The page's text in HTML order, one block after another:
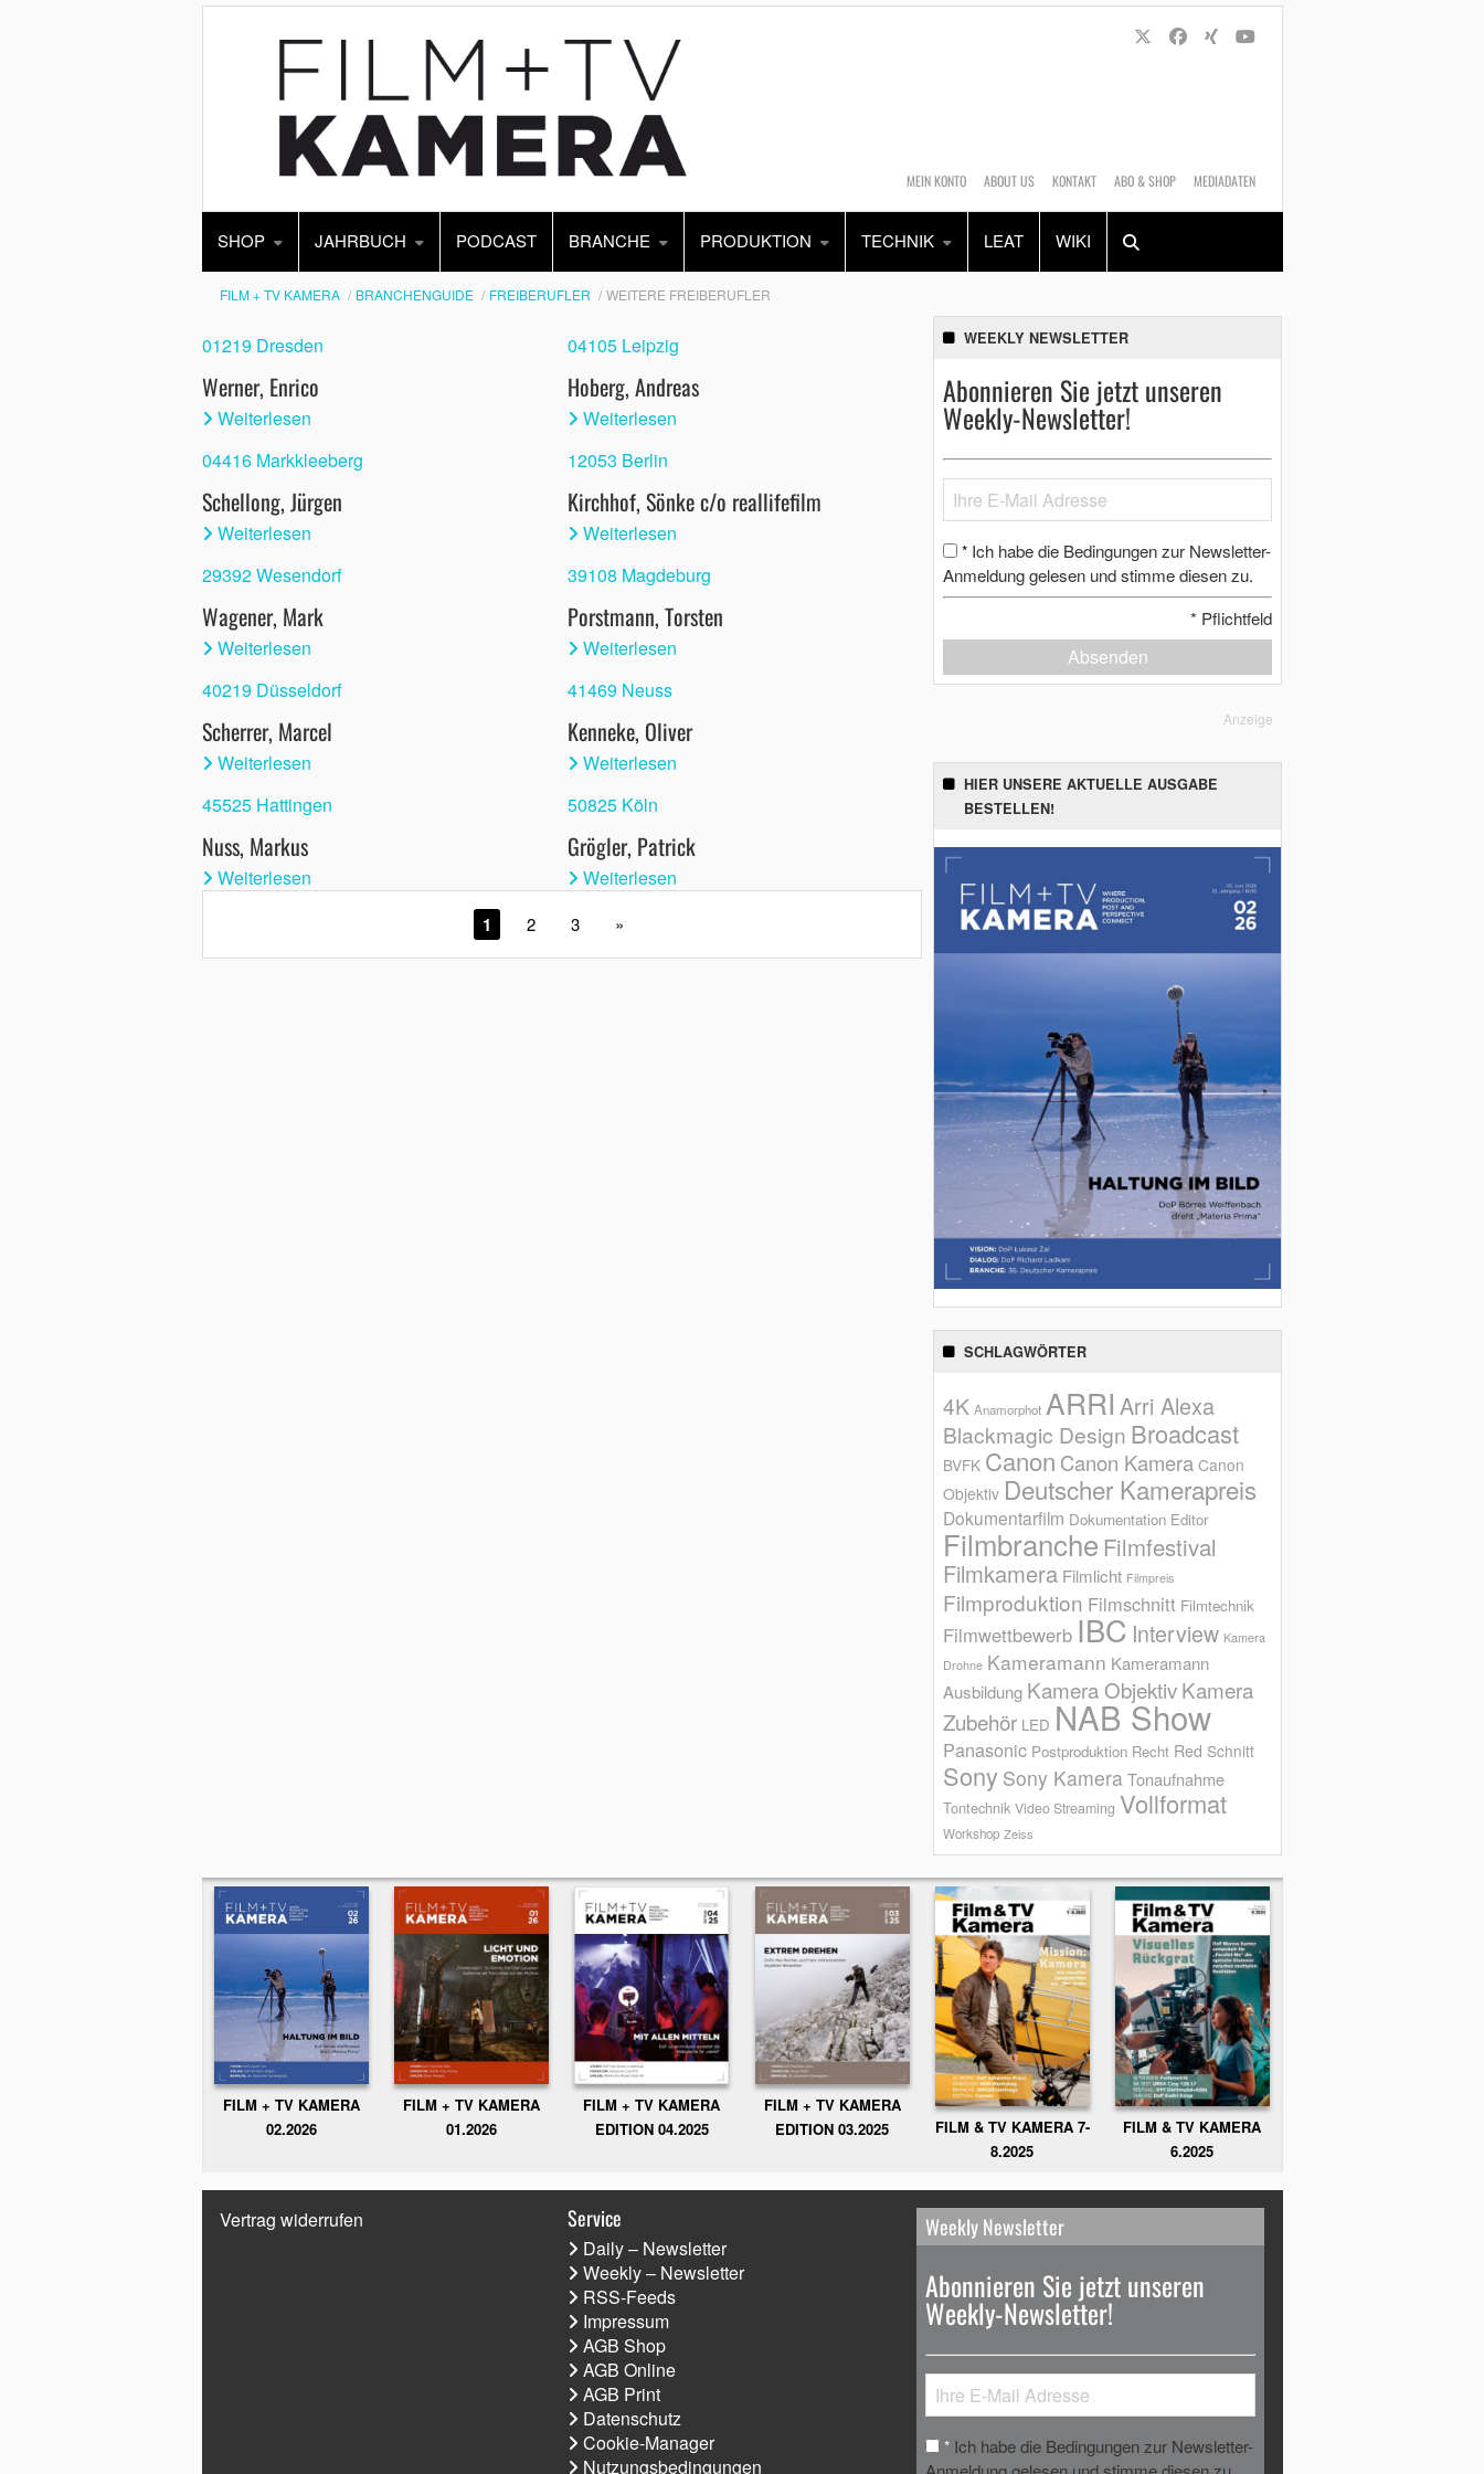
MEIN KONTO ABOUT US KONTAKT ABO & SHOP MEDIADATEN
SHOP JAHRBUCH PODCAST BRANCHE PRODUKTION TECHNIK LEAT WIKI
Alles Shop
FILM + TV KAMERA BRANCHENGUIDE FREIBERUFLER WEITERE FREIBERUFLER
01219 Dresden
Werner, Enrico
Weiterlesen
04105 Leipzig
Hoberg, Andreas
Weiterlesen
04416 Markkleeberg
Schellong, Jürgen
Weiterlesen
12053 Berlin
Kirchhof, Sönke c/o reallifefilm
Weiterlesen
29392 Wesendorf
Wagener, Mark
Weiterlesen
39108 Magdeburg
Porstmann, Torsten
Weiterlesen
40219 Düsseldorf
Scherrer, Marcel
Weiterlesen
41469 Neuss
Kenneke, Oliver
Weiterlesen
45525 Hattingen
Nuss, Markus
Weiterlesen
50825 Köln
Grögler, Patrick
Weiterlesen
1 2 3 »
WEEKLY NEWSLETTER
Abonnieren Sie jetzt unseren
Weekly-Newsletter!
* Ich habe die Bedingungen zur Newsletter-
Anmeldung gelesen und stimme diesen zu.
* Pflichtfeld
Absenden
Anzeige
HIER UNSERE AKTUELLE AUSGABE
BESTELLEN!
SCHLAGWÖRTER
4K Anamorphot ARRI Arri Alexa
Blackmagic Design Broadcast
BVFK Canon Canon Kamera Canon
Objektiv Deutscher Kamerapreis
Dokumentarfilm Dokumentation Editor
Filmbranche Filmfestival
Filmkamera Filmlicht Filmpreis
Filmproduktion Filmschnitt Filmtechnik
Filmwettbewerb IBC Interview Kamera
Drohne Kameramann Kameramann
Ausbildung Kamera ObjektivKamera
Zubehör LED NAB Show
Panasonic Postproduktion Recht Red Schnitt
Sony Sony KameraTonaufnahme
Tontechnik Video Streaming Vollformat
Workshop Zeiss
FILM + TV KAMERA
02.2026
FILM + TV KAMERA
01.2026
FILM + TV KAMERA
EDITION 04.2025
FILM + TV KAMERA
EDITION 03.2025
FILM & TV KAMERA 7-
8.2025
FILM & TV KAMERA
6.2025
Vertrag widerrufen Service
Daily – Newsletter
Weekly – Newsletter
RSS-Feeds
Impressum
AGB Shop
AGB Online
AGB Print
Datenschutz
Cookie-Manager
Nutzungsbedingungen
Weekly Newsletter
Abonnieren Sie jetzt unseren
Weekly-Newsletter!
* Ich habe die Bedingungen zur Newsletter-